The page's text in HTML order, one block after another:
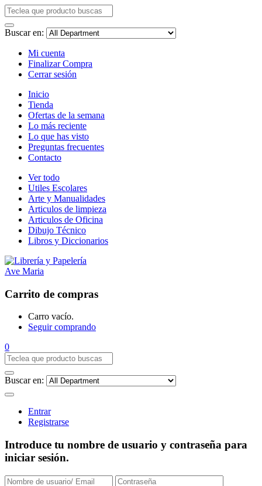
Buscar en:
Mi cuenta
Finalizar Compra
Cerrar sesión
Inicio
Tienda
Ofertas de la semana
Lo más reciente
Lo que has visto
Preguntas frecuentes
Contacto
Ver todo
Utiles Escolares
Arte y Manualidades
Articulos de limpieza
Articulos de Oficina
Dibujo Técnico
Libros y Diccionarios
Carrito de compras
Carro vacío.
Seguir comprando
0
Buscar en:
Entrar
Registrarse
Introduce tu nombre de usuario y contraseña para
iniciar sesión.